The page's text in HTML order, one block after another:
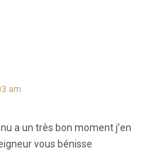
am
a un très bon moment j’en
vous bénisse